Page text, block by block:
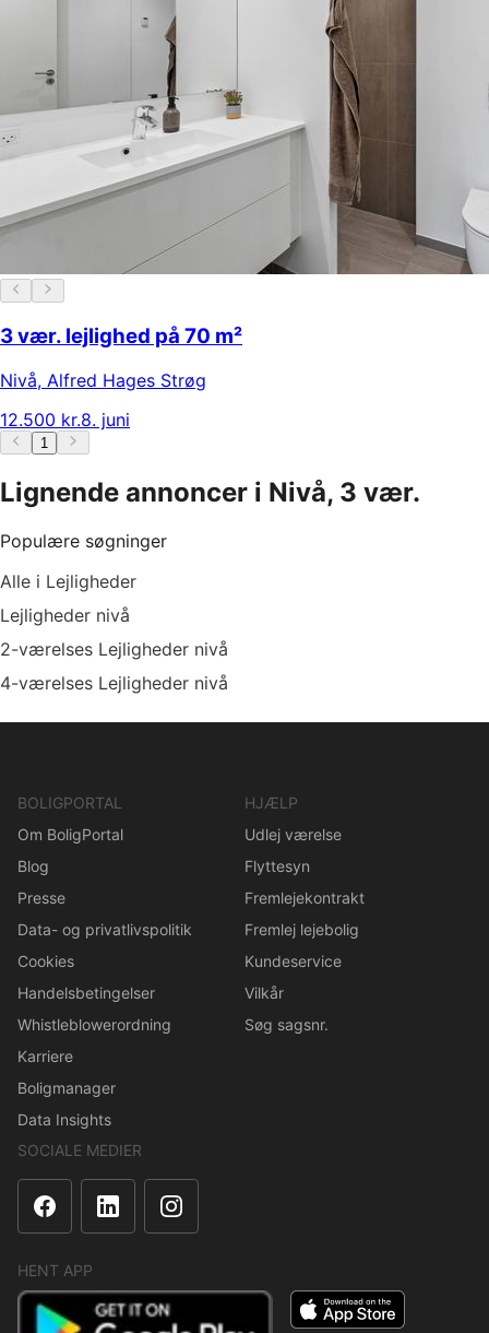
3 vær. lejlighed på 70 m²
Nivå, Alfred Hages Strøg
12.500 kr.8. juni
1
Lignende annoncer i Nivå, 3 vær.
Populære søgninger
Alle i Lejligheder
Lejligheder nivå
2-værelses Lejligheder nivå
4-værelses Lejligheder nivå
BOLIGPORTAL
Om BoligPortal
Blog
Presse
Data- og privatlivspolitik
Cookies
Handelsbetingelser
Whistleblowerordning
Karriere
Boligmanager
Data Insights
HJÆLP
Udlej værelse
Flyttesyn
Fremlejekontrakt
Fremlej lejebolig
Kundeservice
Vilkår
Søg sagsnr.
SOCIALE MEDIER
HENT APP